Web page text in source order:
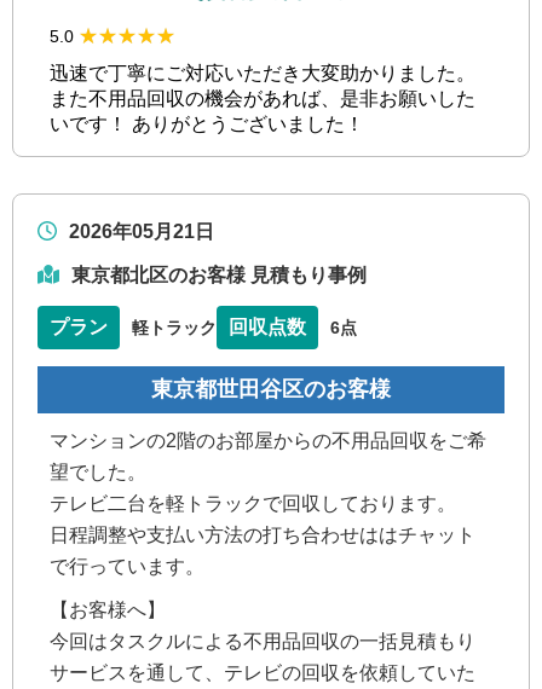
5.0 ★★★★★
★★★★★
迅速で丁寧にご対応いただき大変助かりました。
また不用品回収の機会があれば、是非お願いした
いです！ ありがとうございました！
2026年05月21日
東京都北区のお客様 見積もり事例
プラン 軽トラック 回収点数 6点
東京都世田谷区のお客様
マンションの2階のお部屋からの不用品回収をご希
望でした。
テレビ二台を軽トラックで回収しております。
日程調整や支払い方法の打ち合わせははチャット
で行っています。
【お客様へ】
今回はタスクルによる不用品回収の一括見積もり
サービスを通して、テレビの回収を依頼していた